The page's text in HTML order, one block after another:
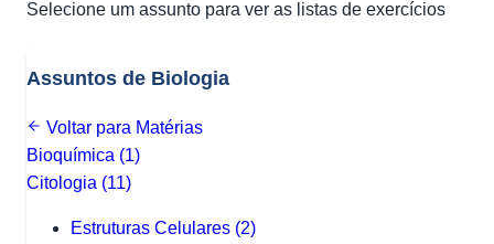
Selecione um assunto para ver as listas de exercícios
Assuntos de Biologia
Voltar para Matérias
Bioquímica (1)
Citologia (11)
Estruturas Celulares (2)